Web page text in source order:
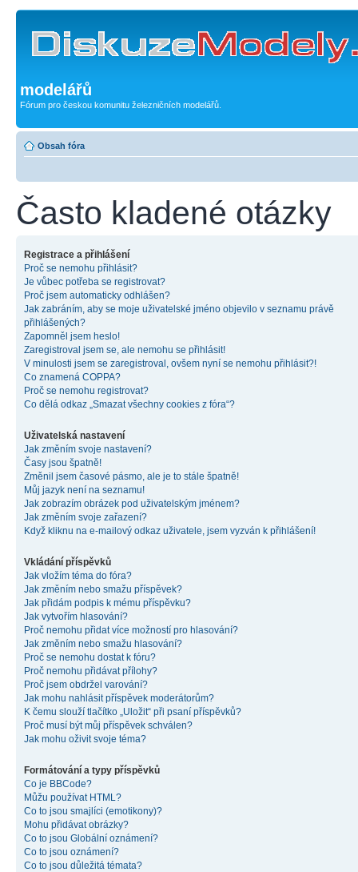
modelářů
Fórum pro českou komunitu železničních modelářů.
Obsah fóra
Často kladené otázky
Registrace a přihlášení
Proč se nemohu přihlásit?
Je vůbec potřeba se registrovat?
Proč jsem automaticky odhlášen?
Jak zabráním, aby se moje uživatelské jméno objevilo v seznamu právě
přihlášených?
Zapomněl jsem heslo!
Zaregistroval jsem se, ale nemohu se přihlásit!
V minulosti jsem se zaregistroval, ovšem nyní se nemohu přihlásit?!
Co znamená COPPA?
Proč se nemohu registrovat?
Co dělá odkaz „Smazat všechny cookies z fóra“?
Uživatelská nastavení
Jak změním svoje nastavení?
Časy jsou špatně!
Změnil jsem časové pásmo, ale je to stále špatně!
Můj jazyk není na seznamu!
Jak zobrazím obrázek pod uživatelským jménem?
Jak změním svoje zařazení?
Když kliknu na e-mailový odkaz uživatele, jsem vyzván k přihlášení!
Vkládání příspěvků
Jak vložím téma do fóra?
Jak změním nebo smažu příspěvek?
Jak přidám podpis k mému příspěvku?
Jak vytvořím hlasování?
Proč nemohu přidat více možností pro hlasování?
Jak změním nebo smažu hlasování?
Proč se nemohu dostat k fóru?
Proč nemohu přidávat přílohy?
Proč jsem obdržel varování?
Jak mohu nahlásit příspěvek moderátorům?
K čemu slouží tlačítko „Uložit“ při psaní příspěvků?
Proč musí být můj příspěvek schválen?
Jak mohu oživit svoje téma?
Formátování a typy příspěvků
Co je BBCode?
Můžu používat HTML?
Co to jsou smajlíci (emotikony)?
Mohu přidávat obrázky?
Co to jsou Globální oznámení?
Co to jsou oznámení?
Co to jsou důležitá témata?